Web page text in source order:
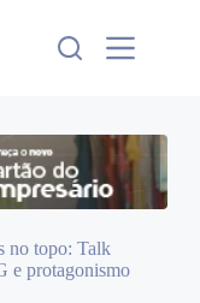
no topo: Talk
e protagonismo